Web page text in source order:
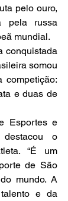
pelo ouro,
pela russa
mundial.
conquistada
somou
competição:
e duas de
Esportes e
o
“É um
de São
mundo. A
e da